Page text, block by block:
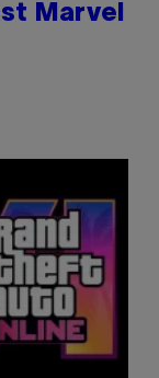
Marvel